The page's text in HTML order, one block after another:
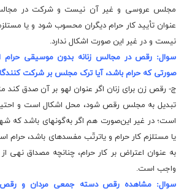
مجلس عروسى و غیر آن نیست و شرکت در
عنوان تأیید کار حرام دیگران محسوب شود و یا
نیست و در غیر این صورت اشکال ندارد.
سوال: رقص در مجالس زنانه بدون موسیقى حرام
صورتى که حرام باشد، آیا ترک مجلس بر شرکت
ج- رقص زن براى زنان اگر عنوان لهو بر آن صدق کند
تبدیل به مجلس رقص شود، محل اشکال است و
است؛ در غیر این‌صورت هم اگر به‌‌گونه‏اى باشد که
یا مستلزم کار حرام و یاترتّب مفسده‏اى باشد،
به عنوان اعتراضبر کار حرام، چنانچه مصداق نهى
واجب است.
سوال: مشاهده رقص دسته ‏جمعى مردان و رقص